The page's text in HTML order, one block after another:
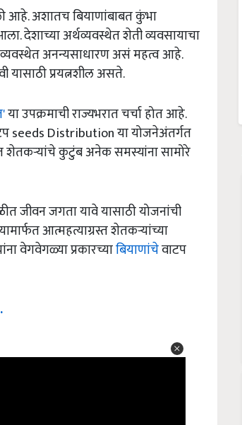
अशातच बियाणांबाबत कुंभा
देशाच्या अर्थव्यवस्थेत शेती व्यवसायाचा
अनन्यसाधारण असं महत्व आहे.
यासाठी प्रयत्नशील असते.
या उपक्रमाची राज्यभरात चर्चा होत आहे.
seeds Distribution या योजनेअंतर्गत
शेतकर्‍यांचे कुटुंब अनेक समस्यांना सामोरे
जीवन जगता यावे यासाठी योजनांची
आत्महत्याग्रस्त शेतकर्‍यांच्या
वेगवेगळ्या प्रकारच्याबियाणांचेवाटप